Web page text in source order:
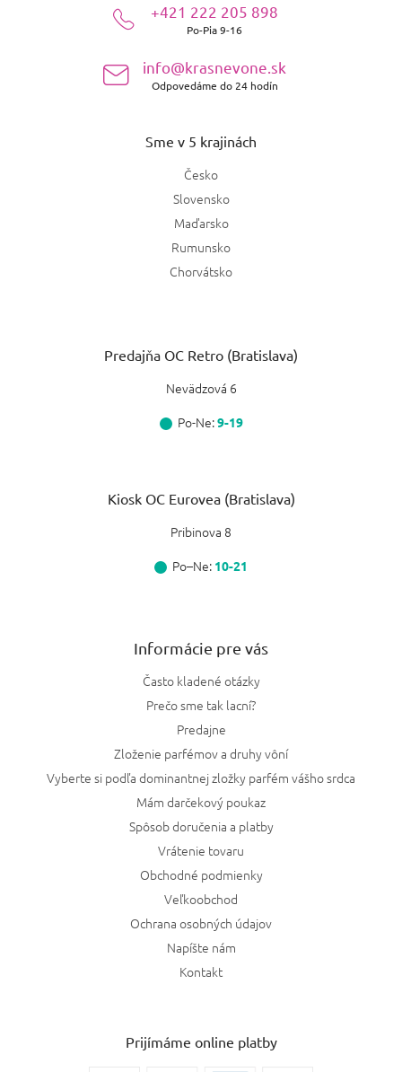
+421 222 205 898
Po-Pia 9-16
info@krasnevone.sk
Odpovedáme do 24 hodín
Sme v 5 krajinách
Česko
Slovensko
Maďarsko
Rumunsko
Chorvátsko
Predajňa OC Retro (Bratislava)
Nevädzová 6
Po-Ne:9-19
Kiosk OC Eurovea (Bratislava)
Pribinova 8
Po–Ne: 10-21
Informácie pre vás
Často kladené otázky
Prečo sme tak lacní?
Predajne
Zloženie parfémov a druhy vôní
Vyberte si podľa dominantnej zložky parfém vášho srdca
Mám darčekový poukaz
Spôsob doručenia a platby
Vrátenie tovaru
Obchodné podmienky
Veľkoobchod
Ochrana osobných údajov
Napíšte nám
Kontakt
Prijímáme online platby